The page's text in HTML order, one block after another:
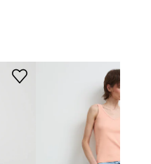
pre veľkosť: